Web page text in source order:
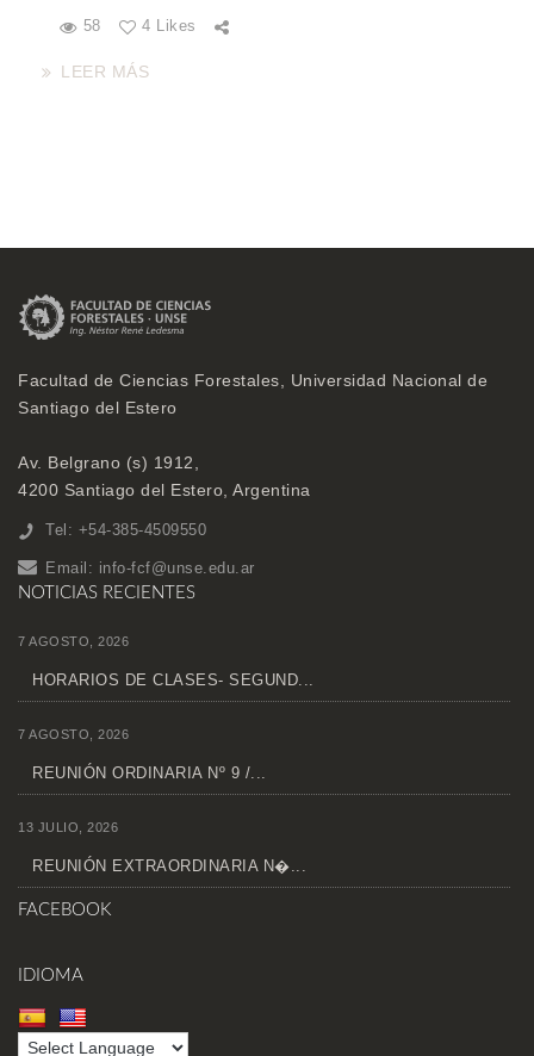
58 4 Likes
LEER MÁS
Facultad de Ciencias Forestales, Universidad Nacional de
Santiago del Estero
Av. Belgrano (s) 1912,
4200 Santiago del Estero, Argentina
Tel: +54-385-4509550
Email: info-fcf@unse.edu.ar
NOTICIAS RECIENTES
7 AGOSTO, 2026
HORARIOS DE CLASES- SEGUND...
7 AGOSTO, 2026
REUNIÓN ORDINARIA Nº 9 /...
13 JULIO, 2026
REUNIÓN EXTRAORDINARIA N�...
FACEBOOK
IDIOMA